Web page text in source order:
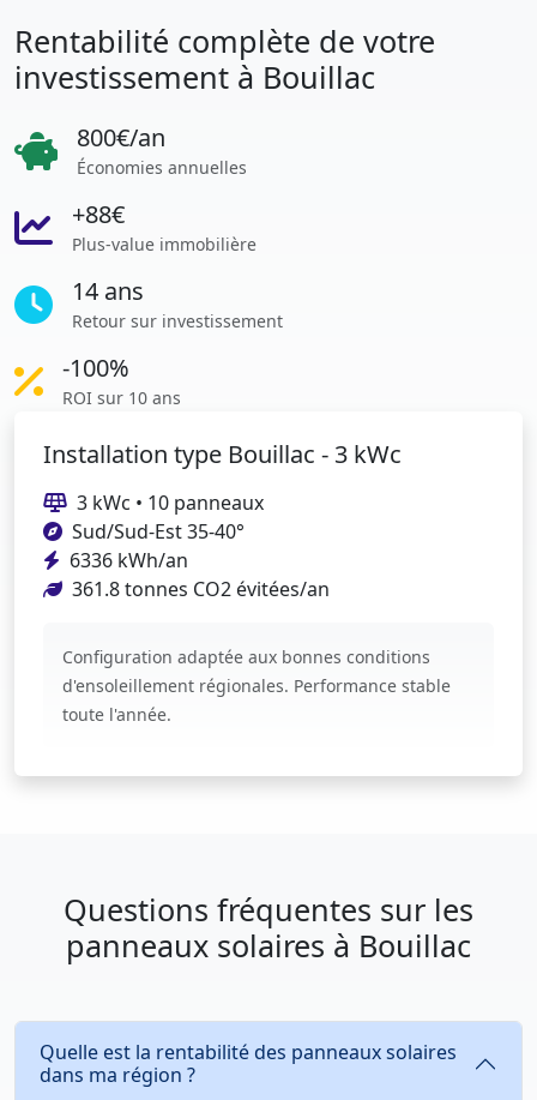
Rentabilité complète de votre
investissement à Bouillac
800€/an
Économies annuelles
+88€
Plus-value immobilière
14 ans
Retour sur investissement
-100%
ROI sur 10 ans
Installation type Bouillac - 3 kWc
3 kWc • 10 panneaux
Sud/Sud-Est 35-40°
6336 kWh/an
361.8 tonnes CO2 évitées/an
Configuration adaptée aux bonnes conditions
d'ensoleillement régionales. Performance stable
toute l'année.
Questions fréquentes sur les
panneaux solaires à Bouillac
Quelle est la rentabilité des panneaux solaires
dans ma région ?